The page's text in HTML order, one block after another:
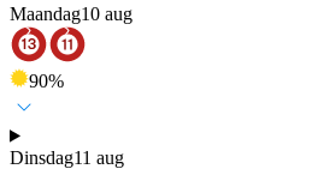
Maandag10 aug
90%
Dinsdag11 aug